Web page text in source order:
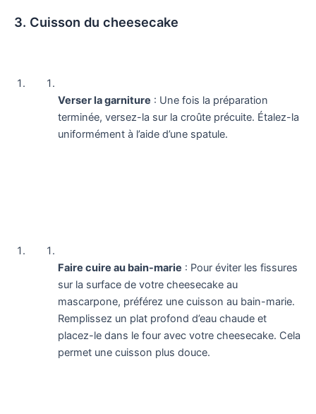
3. Cuisson du cheesecake
Verser la garniture : Une fois la préparation
terminée, versez-la sur la croûte précuite. Étalez-la
uniformément à l’aide d’une spatule.
Faire cuire au bain-marie : Pour éviter les fissures
sur la surface de votre cheesecake au
mascarpone, préférez une cuisson au bain-marie.
Remplissez un plat profond d’eau chaude et
placez-le dans le four avec votre cheesecake. Cela
permet une cuisson plus douce.